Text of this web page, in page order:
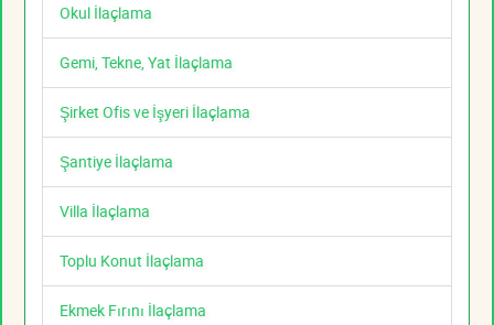
Okul İlaçlama
Gemi, Tekne, Yat İlaçlama
Şirket Ofis ve İşyeri İlaçlama
Şantiye İlaçlama
Villa İlaçlama
Toplu Konut İlaçlama
Ekmek Fırını İlaçlama